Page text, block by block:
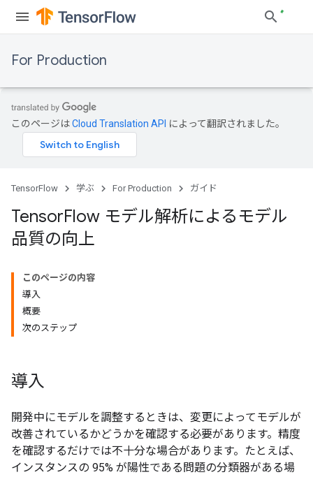
For Production
このページはCloud Translation API によって翻訳されました。
TensorFlow 学ぶ For Production ガイド
TensorFlow モデル解析によるモデル
品質の向上
このページの内容
導入
概要
次のステップ
導入
開発中にモデルを調整するときは、変更によってモデルが
改善されているかどうかを確認する必要があります。精度
を確認するだけでは不十分な場合があります。たとえば、
インスタンスの 95% が陽性である問題の分類器がある場